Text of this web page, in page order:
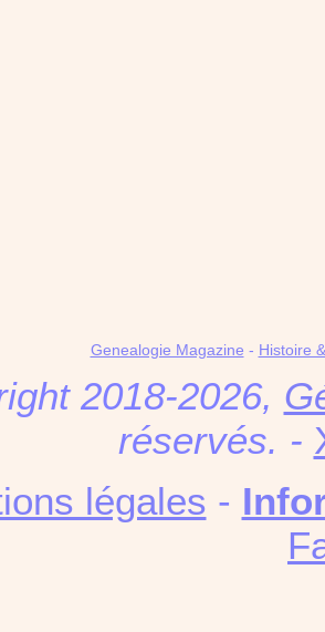
Genealogie Magazine - Histoire
2018-2026,
réservés. -
légales -